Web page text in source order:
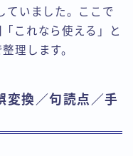
ていました。ここで
これなら使える」と
理します。
変換／句読点／手